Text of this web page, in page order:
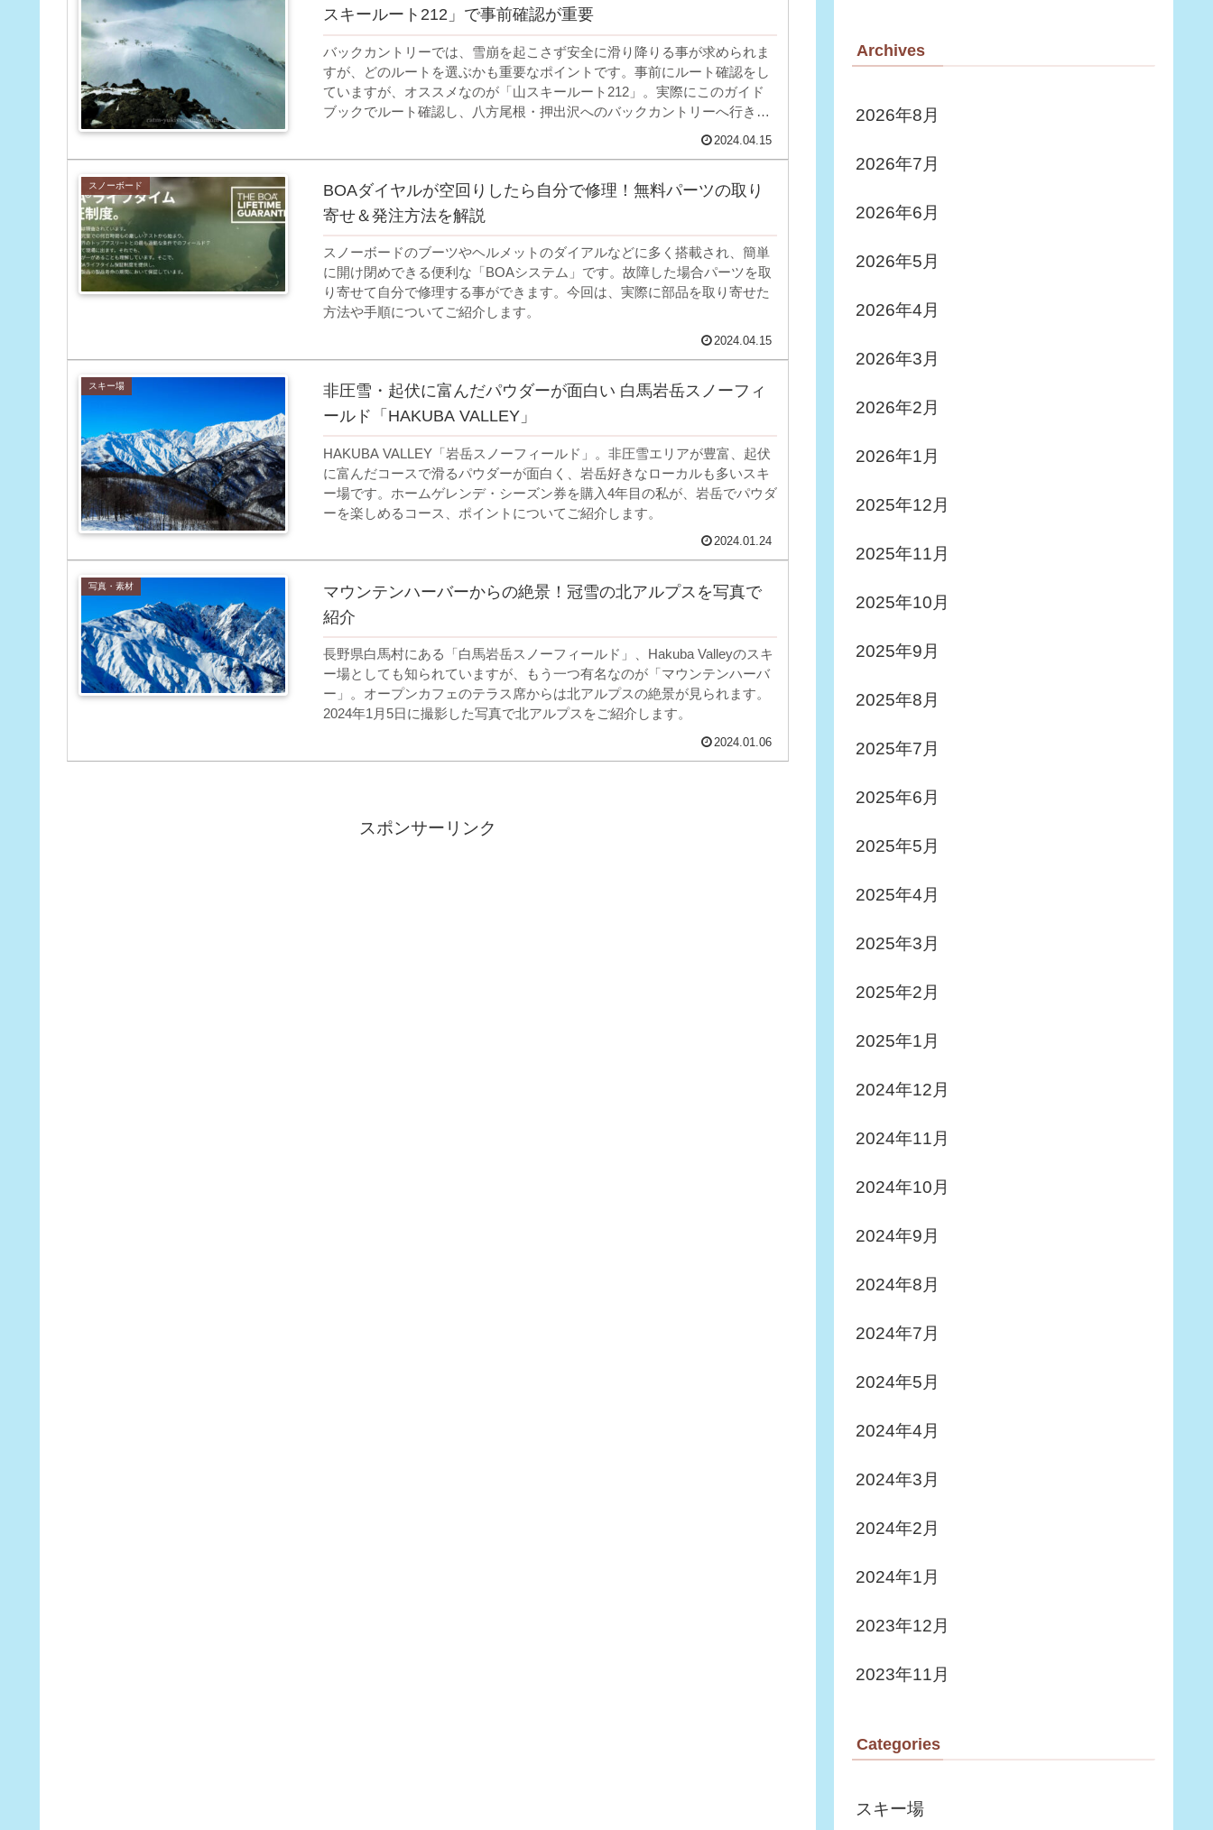
スキールート212」で事前確認が重要
バックカントリーでは、雪崩を起こさず安全に滑り降りる事が求められま
すが、どのルートを選ぶかも重要なポイントです。事前にルート確認をし
ていますが、オススメなのが「山スキールート212」。実際にこのガイド
ブックでルート確認し、八方尾根・押出沢へのバックカントリーへ行きま
2024.04.15
スノーボード
BOAダイヤルが空回りしたら自分で修理！無料パーツの取り
寄せ＆発注方法を解説
スノーボードのブーツやヘルメットのダイアルなどに多く搭載され、簡単
に開け閉めできる便利な「BOAシステム」です。故障した場合パーツを取
り寄せて自分で修理する事ができます。今回は、実際に部品を取り寄せた
方法や手順についてご紹介します。
2024.04.15
スキー場
非圧雪・起伏に富んだパウダーが面白い 白馬岩岳スノーフィ
ールド「HAKUBA VALLEY」
HAKUBA VALLEY「岩岳スノーフィールド」。非圧雪エリアが豊富、起伏
に富んだコースで滑るパウダーが面白く、岩岳好きなローカルも多いスキ
ー場です。ホームゲレンデ・シーズン券を購入4年目の私が、岩岳でパウダ
ーを楽しめるコース、ポイントについてご紹介します。
2024.01.24
写真・素材
マウンテンハーバーからの絶景！冠雪の北アルプスを写真で
紹介
長野県白馬村にある「白馬岩岳スノーフィールド」、Hakuba Valleyのスキ
ー場としても知られていますが、もう一つ有名なのが「マウンテンハーバ
ー」。オープンカフェのテラス席からは北アルプスの絶景が見られます。
2024年1月5日に撮影した写真で北アルプスをご紹介します。
2024.01.06
スポンサーリンク
Archives
2026年8月
2026年7月
2026年6月
2026年5月
2026年4月
2026年3月
2026年2月
2026年1月
2025年12月
2025年11月
2025年10月
2025年9月
2025年8月
2025年7月
2025年6月
2025年5月
2025年4月
2025年3月
2025年2月
2025年1月
2024年12月
2024年11月
2024年10月
2024年9月
2024年8月
2024年7月
2024年5月
2024年4月
2024年3月
2024年2月
2024年1月
2023年12月
2023年11月
Categories
スキー場